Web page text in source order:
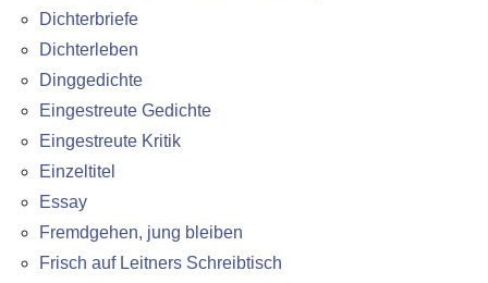
Dichterbriefe
Dichterleben
Dinggedichte
Eingestreute Gedichte
Eingestreute Kritik
Einzeltitel
Essay
Fremdgehen, jung bleiben
Frisch auf Leitners Schreibtisch